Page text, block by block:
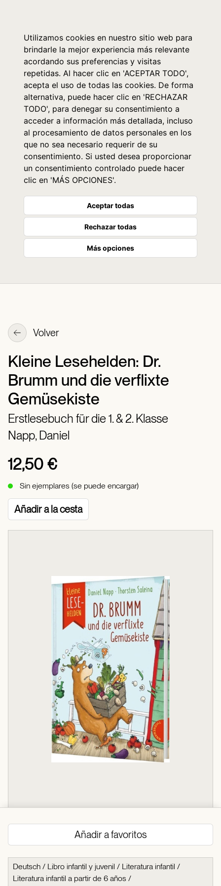
Utilizamos cookies en nuestro sitio web para
brindarle la mejor experiencia más relevante
acordando sus preferencias y visitas
repetidas. Al hacer clic en 'ACEPTAR TODO',
acepta el uso de todas las cookies. De forma
alternativa, puede hacer clic en 'RECHAZAR
TODO', para denegar su consentimiento a
acceder a información más detallada, incluso
al procesamiento de datos personales en los
que no sea necesario requerir de su
consentimiento. Si usted desea proporcionar
un consentimiento controlado puede hacer
clic en 'MÁS OPCIONES'.
Aceptar todas
Rechazar todas
Más opciones
Volver
Kleine Lesehelden: Dr.
Brumm und die verflixte
Gemüsekiste
Erstlesebuch für die 1. & 2. Klasse
Napp, Daniel
12,50 €
Sin ejemplares (se puede encargar)
Añadir a la cesta
Añadir a favoritos
Deutsch / Libro infantil y juvenil / Literatura infantil /
Literatura infantil a partir de 6 años /